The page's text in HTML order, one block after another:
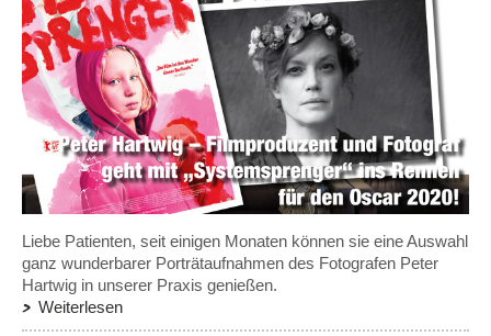
Liebe Patienten, seit einigen Monaten können sie eine Auswahl
ganz wunderbarer Porträtaufnahmen des Fotografen Peter
Hartwig in unserer Praxis genießen.
Weiterlesen